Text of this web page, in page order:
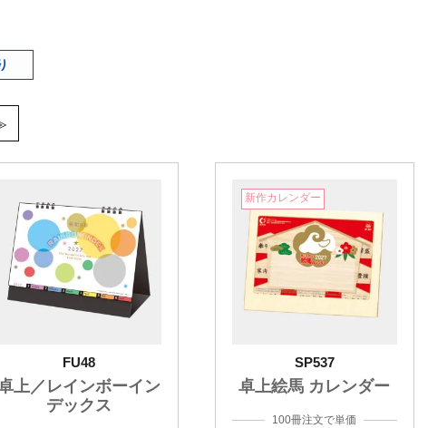
FU48
上／レインボーイン
デックス
新作カレンダー
SP537
卓上絵馬 カレンダー
100冊注文で単価